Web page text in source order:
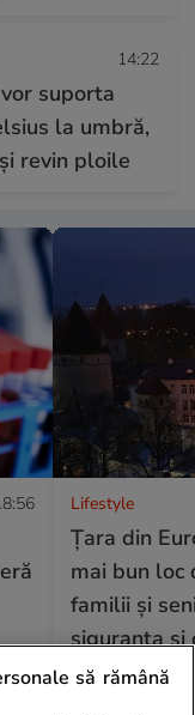
14:22
suporta
la umbră,
revin ploile
Lifestyle
Țara din
mai bun loc
familii și
siguranța și
pe mulți să
să rămână